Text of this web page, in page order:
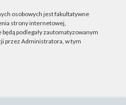
osobowych jest fakultatywne
strony internetowej,
podlegały zautomatyzowanym
przez Administratora, w tym